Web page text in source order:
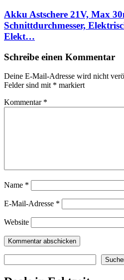
Akku Astschere 21V, Max
Schnittdurchmesser,
Elekt…
Schreibe einen Kommentar
Deine E-Mail-Adresse wird nicht
Felder sind mit * markiert
Kommentar *
Name *
E-Mail-Adresse *
Website